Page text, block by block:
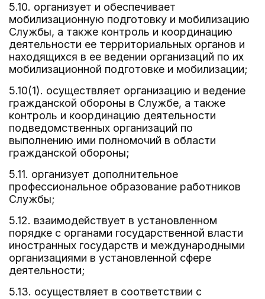
5.10. организует и обеспечивает
мобилизационную подготовку и мобилизацию
Службы, а также контроль и координацию
деятельности ее территориальных органов и
находящихся в ее ведении организаций по их
мобилизационной подготовке и мобилизации;
5.10(1). осуществляет организацию и ведение
гражданской обороны в Службе, а также
контроль и координацию деятельности
подведомственных организаций по
выполнению ими полномочий в области
гражданской обороны;
5.11. организует дополнительное
профессиональное образование работников
Службы;
5.12. взаимодействует в установленном
порядке с органами государственной власти
иностранных государств и международными
организациями в установленной сфере
деятельности;
5.13. осуществляет в соответствии с